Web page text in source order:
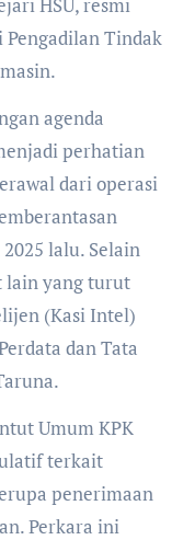
Tindak
agenda
perhatian
dari operasi
lalu. Selain
lain yang turut
(Kasi Intel)
dan Tata
Umum KPK
terkait
penerimaan
Perkara ini